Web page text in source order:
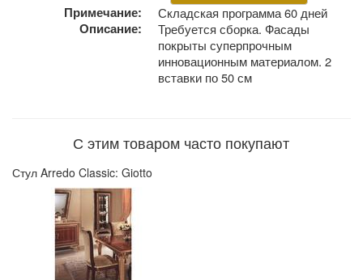
Примечание:
Складская программа 60 дней
Описание:
Требуется сборка. Фасады
покрыты суперпрочным
инновационным материалом. 2
вставки по 50 см
С этим товаром часто покупают
Стул Arredo Classic: Giotto